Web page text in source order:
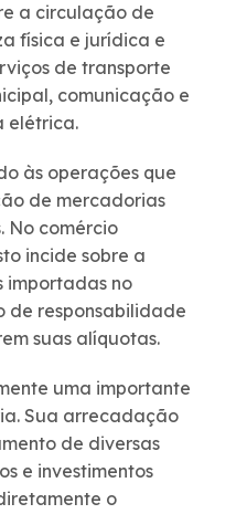
a circulação de
física e jurídica e
de transporte
comunicação e
elétrica.
às operações que
de mercadorias
No comércio
incide sobre a
importadas no
de responsabilidade
suas alíquotas.
uma importante
Sua arrecadação
de diversas
e investimentos
o